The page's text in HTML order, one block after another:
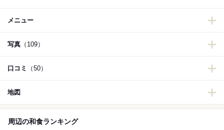
メニュー
写真 （109）
口コミ （50）
地図
周辺の和食ランキング